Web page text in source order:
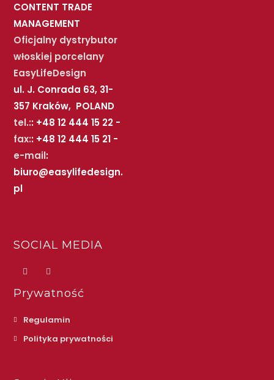
CONTENT TRADE
MANAGEMENT
Oficjalny dystrybutor
włoskiej porcelany
EasyLifeDesign
ul. J. Conrada 63, 31-
357 Kraków, POLAND
tel.:: +48 12 444 15 22 -
fax:: +48 12 444 15 21 -
e-mail:
biuro@easylifedesign.
pl
SOCIAL MEDIA
Prywatność
Regulamin
Polityka prywatności